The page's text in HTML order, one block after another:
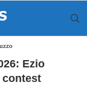
Ezio
contest